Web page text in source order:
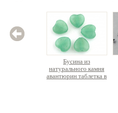
Бусина из
натурального камня
авантюрин таблетка в